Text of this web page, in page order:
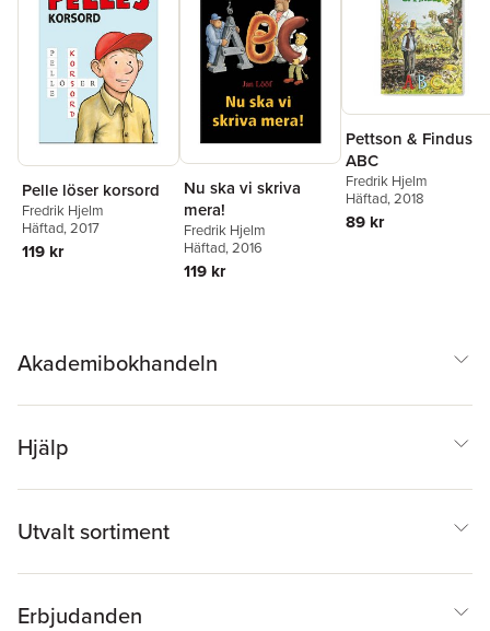
Pelle löser korsord
Fredrik Hjelm
Häftad, 2017
119 kr
Nu ska vi skriva
mera!
Fredrik Hjelm
Häftad, 2016
119 kr
Pettson & Findus
ABC
Fredrik Hjelm
Häftad, 2018
89 kr
Akademibokhandeln
Hjälp
Utvalt sortiment
Erbjudanden